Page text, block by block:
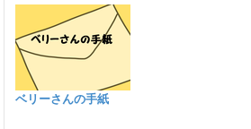
ベリーさんの手紙